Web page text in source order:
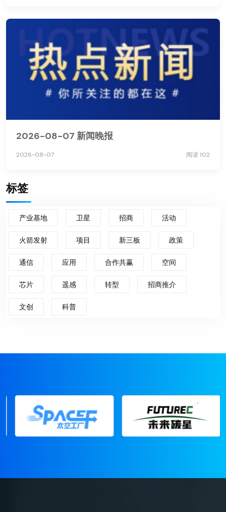
2026-08-07 新闻晚报
2026-08-07 阅读 102
标签
产业基地 卫星 招商 活动
火箭发射 项目 新三板 政策
通信 应用 合作共赢 空间
芯片 遥感 转型 招商推介
文创 科普